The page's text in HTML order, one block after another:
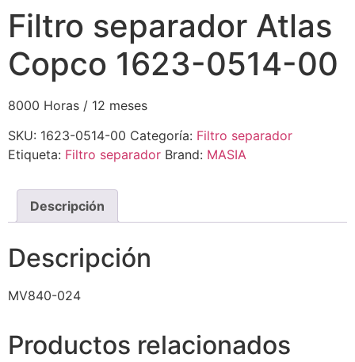
Filtro separador Atlas
Copco 1623-0514-00
8000 Horas / 12 meses
SKU: 1623-0514-00 Categoría: Filtro separador
Etiqueta: Filtro separador Brand: MASIA
Descripción
Descripción
MV840-024
Productos relacionados